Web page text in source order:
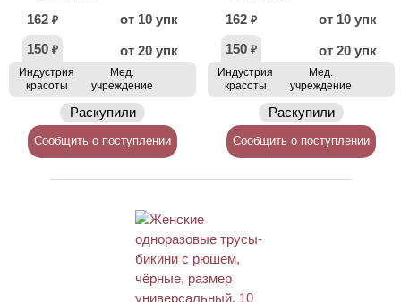
162 ₽
от 10 упк
150 ₽ от 20 упк
Индустрия
красоты
Мед.
учреждение
Раскупили
Сообщить о поступлении
162 ₽
от 10 упк
150 ₽ от 20 упк
Индустрия
красоты
Мед.
учреждение
Раскупили
Сообщить о поступлении